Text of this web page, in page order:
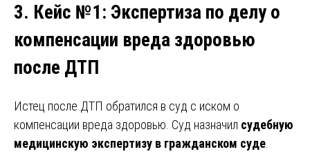
3. Кейс №1: Экспертиза по делу о
компенсации вреда здоровью
после ДТП
Истец после ДТП обратился в суд с иском о
компенсации вреда здоровью. Суд назначил судебную
медицинскую экспертизу в гражданском суде.